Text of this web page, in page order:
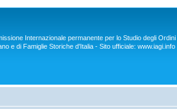
Internazionale permanente per lo Studio degli
e di Famiglie Storiche d'Italia - Sito ufficiale: www.iagi.info